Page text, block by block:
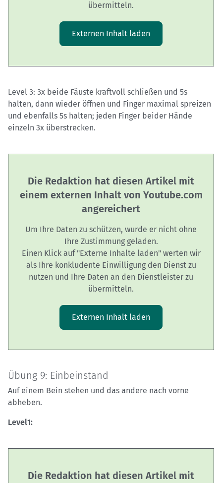
übermitteln.
Externen Inhalt laden
Level 3: 3x beide Fäuste kraftvoll schließen und 5s
halten, dann wieder öffnen und Finger maximal spreizen
und ebenfalls 5s halten; jeden Finger beider Hände
einzeln 3x überstrecken.
Die Redaktion hat diesen Artikel mit
einem externen Inhalt von Youtube.com
angereichert
Um Ihre Daten zu schützen, wurde er nicht ohne
Ihre Zustimmung geladen.
Einen Klick auf "Externe Inhalte laden" werten wir
als Ihre konkludente Einwilligung den Dienst zu
nutzen und Ihre Daten an den Dienstleister zu
übermitteln.
Externen Inhalt laden
Übung 9: Einbeinstand
Auf einem Bein stehen und das andere nach vorne
abheben.
Level1:
Die Redaktion hat diesen Artikel mit